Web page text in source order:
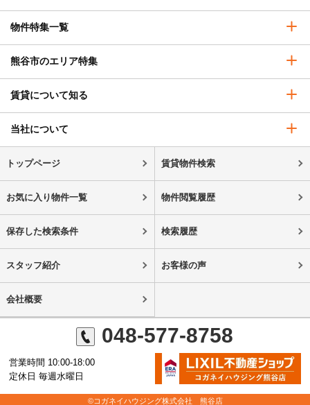
物件特集一覧
熊谷市のエリア特集
賃貸について知る
当社について
トップページ 賃貸物件検索
お気に入り物件一覧 物件閲覧履歴
保存した検索条件 検索履歴
スタッフ紹介 お客様の声
会社概要
048-577-8758
営業時間 10:00-18:00
定休日 毎週水曜日
©コガネイハウジング株式会社 熊谷店